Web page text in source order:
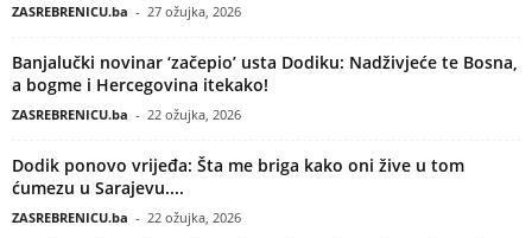
ZASREBRENICU.ba - 27 ožujka, 2026
Banjalučki novinar ‘začepio’ usta Dodiku: Nadživjeće te Bosna,
a bogme i Hercegovina itekako!
ZASREBRENICU.ba - 22 ožujka, 2026
Dodik ponovo vrijeđa: Šta me briga kako oni žive u tom
ćumezu u Sarajevu....
ZASREBRENICU.ba - 22 ožujka, 2026